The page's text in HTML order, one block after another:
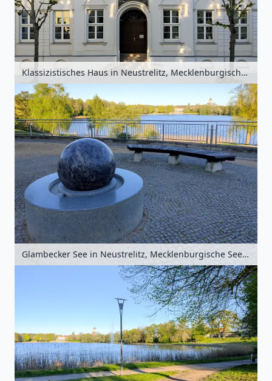
Klassizistisches Haus in Neustrelitz, Mecklenburgische Seenplatte, Mecklenburg-Vorpommern, Deutschland
Glambecker See in Neustrelitz, Mecklenburgische Seenplatte, Mecklenburg-Vorpommern, Deutschland